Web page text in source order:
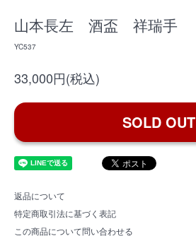
山本長左 酒盃 祥瑞手
YC537
33,000円(税込)
SOLD OUT
返品について
特定商取引法に基づく表記
この商品について問い合わせる